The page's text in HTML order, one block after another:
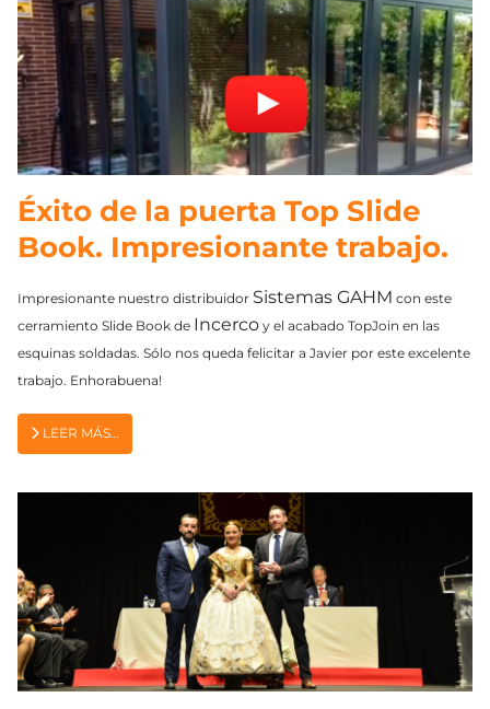
Éxito de la puerta Top Slide
Book. Impresionante trabajo.
Impresionante nuestro distribuidor Sistemas GAHM con este
cerramiento Slide Book de Incerco y el acabado TopJoin en las
esquinas soldadas. Sólo nos queda felicitar a Javier por este excelente
trabajo. Enhorabuena!
LEER MÁS…